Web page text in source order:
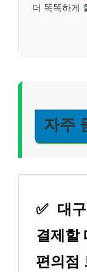
더 똑똑하게
자주
✅ 대
결제할
편의점